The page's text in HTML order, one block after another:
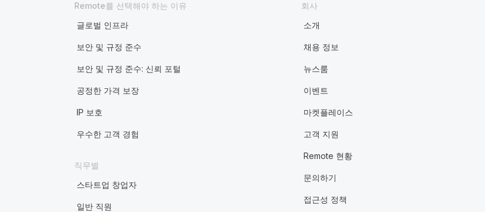
Remote를 선택해야 하는 이유
글로벌 인프라
보안 및 규정 준수
보안 및 규정 준수: 신뢰 포털
공정한 가격 보장
IP 보호
우수한 고객 경험
직무별
스타트업 창업자
일반 직원
회사
소개
채용 정보
뉴스룸
이벤트
마켓플레이스
고객 지원
Remote 현황
문의하기
접근성 정책